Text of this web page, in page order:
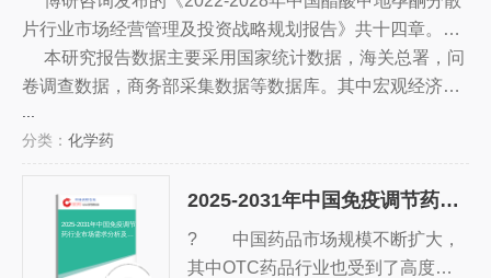
片行业市场经营管理及投资战略规划报告》共十四章。首
先介绍了醋酸甲地孕酮分散片行业市场发展环境、醋酸甲
地孕酮分散片整体运行态势等，接着分析了醋酸甲地孕酮
分散片行业市场运行的现状，然后介绍了醋酸甲地孕酮分
散片市场竞争格局。随后，报告对醋酸甲地孕酮分散片做
片行业发展趋势与投资预测。您若想对醋酸甲地孕酮分散
片产业有个系统的了解或者想投资醋酸甲地孕酮分散片行
业，本报告是您不可或缺的重要工具。
本研究报告数据主要采用国家统计数据，海关总署，问
卷调查数据，商务部采集数据等数据库。其中宏观经济数
据主要来自国家统计局，部分行业统计数据主要来自国家
统计局及市场调研数据，企业数据主要来自于国统计局规
各类市场监测数据库。
分类： 化学药
2025-2031年中国免疫调节
药行业市场需求分析及投
2025-2031年中国免疫调节药行业市场需求分析及投资决策建议报告
? 中国药品市场规模不断扩大，
其中OTC药品行业也受到了高度重